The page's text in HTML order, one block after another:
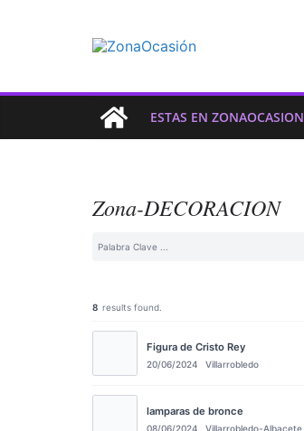
ESTAS EN ZONAOCASION
Zona-DECORACION
8 results found.
Figura de Cristo Rey
20/06/2024 Villarrobledo
lamparas de bronce
08/06/2024 Villarrobledo-Albacete